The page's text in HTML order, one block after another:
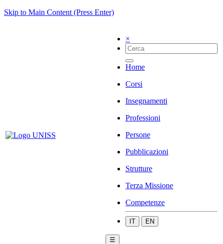
Skip to Main Content (Press Enter)
×
Home
Corsi
Insegnamenti
Professioni
Persone
Pubblicazioni
Strutture
Terza Missione
Competenze
IT EN
☰